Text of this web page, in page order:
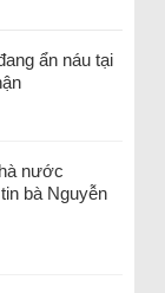
ẩn náu tại
nước
bà Nguyễn